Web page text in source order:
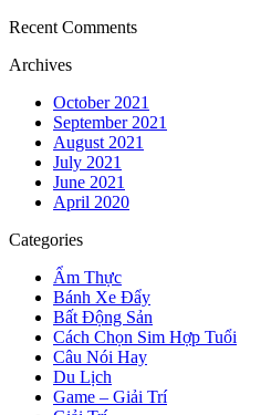
Recent Comments
Archives
October 2021
September 2021
August 2021
July 2021
June 2021
April 2020
Categories
Ẩm Thực
Bánh Xe Đẩy
Bất Động Sản
Cách Chọn Sim Hợp Tuổi
Câu Nói Hay
Du Lịch
Game – Giải Trí